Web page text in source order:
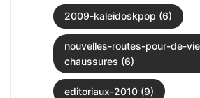
2009-kaleidoskpop (6)
nouvelles-routes-pour-de-
chaussures (6)
editoriaux-2010 (9)